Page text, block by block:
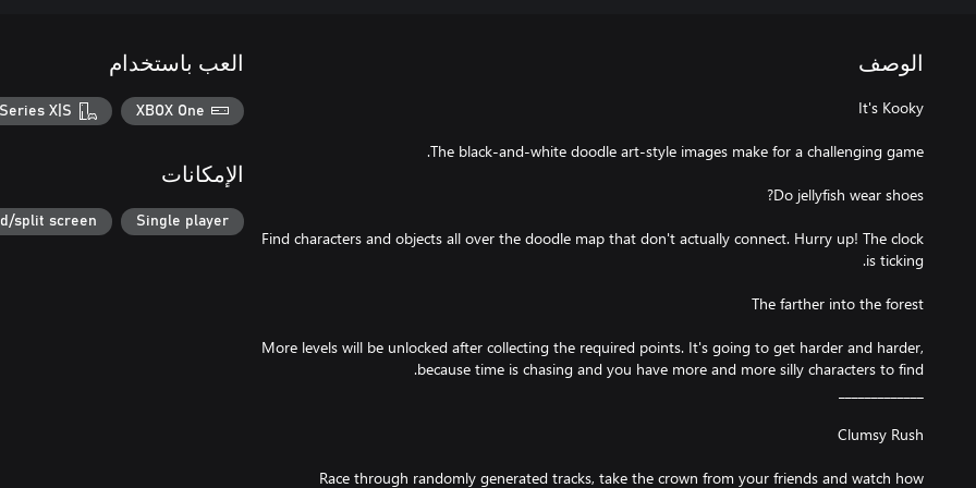
الوصف
Find characters and objects all over the doodle map that don't actually connect. Hurry up! The clock
More levels will be unlocked after collecting the required points. It's going to get harder and harder,
Race through randomly generated tracks, take the crown from your friends and watch how
العب باستخدام
XBOX One
X|S
الإمكانات
Single player
split screen